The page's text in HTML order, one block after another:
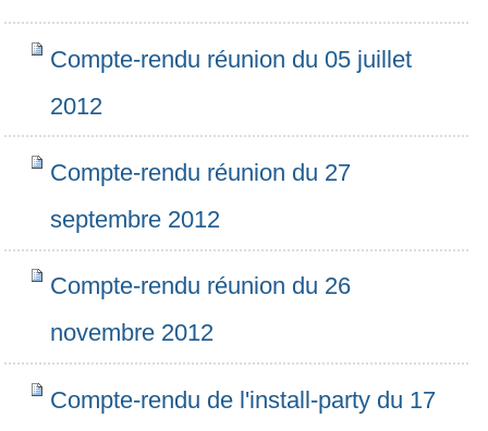
Compte-rendu réunion du 05 juillet
2012
Compte-rendu réunion du 27
septembre 2012
Compte-rendu réunion du 26
novembre 2012
Compte-rendu de l'install-party du 17